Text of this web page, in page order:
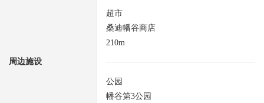
周边施设
超市
桑迪幡谷商店
210m
公园
幡谷第3公园